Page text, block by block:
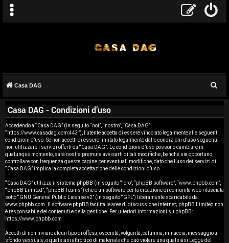
r
g
o
m
e
n
t
i
Casa DAG
Casa DAG - Condizioni d’uso
Accedendo a “Casa DAG” (in seguito “noi”, “nostro”, “Casa DAG”,
“https://www.casadag.com:443”), l’utente accetta di essere vincolato legalmente alle seguenti
condizioni d’uso. Se non accetti di essere limitato legalmente dalle condizioni d’uso seguenti
non utilizzare i servizi offerti da “Casa DAG”. Le condizioni d’uso possono cambiare in
qualunque momento, sarà nostra premura avvisarti di tali modifiche, benché sia opportuno
controllare con frequenza queste pagine per eventuali modifiche, dato che l’uso dei servizi di
“Casa DAG” implica la completa accettazione delle condizioni d’uso.
“Casa DAG” utilizza il sistema phpBB (in seguito “loro”, “phpBB software”, “www.phpbb.com”,
“phpBB Limited”, “phpBB Teams”) che è un software per la creazione di comunità web rilasciata
sotto “GNU General Public License v2” (in seguito “GPL”) liberamente scaricabile da
www.phpbb.com . Il software phpBB facilita le aree di discussione internet; phpBB Limited non
è responsabile dei contenuti e della gestione. Per ulteriori informazioni su phpBB:
https://www.phpbb.com
Accetti di non inviare alcun tipo di offesa, oscenità, volgarità, calunnia, minaccia, messaggio a
sfondo sessuale, o qualsiasi altro tipo di materiale che può violare una qualsiasi Legge del